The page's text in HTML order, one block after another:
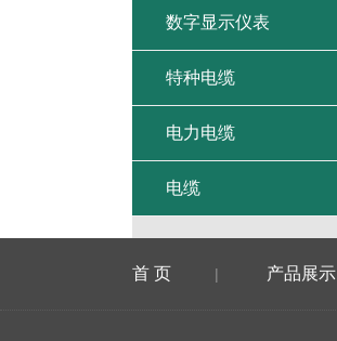
数字显示仪表
特种电缆
电力电缆
电缆
首 页 | 产品展示